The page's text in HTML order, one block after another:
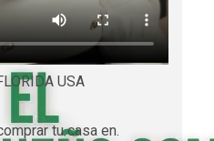
USA
tu casa en.